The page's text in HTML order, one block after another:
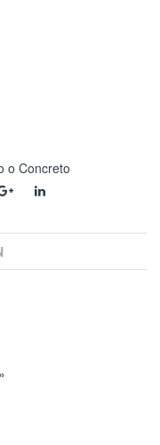
o Concreto